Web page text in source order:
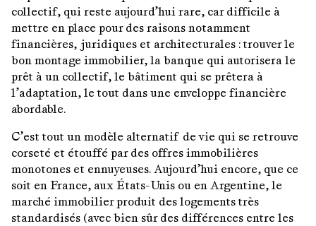
collectif, qui reste aujourd’hui rare, car difficile à
mettre en place pour des raisons notamment
financières, juridiques et architecturales : trouver le
bon montage immobilier, la banque qui autorisera le
prêt à un collectif, le bâtiment qui se prêtera à
l’adaptation, le tout dans une enveloppe financière
abordable.
C’est tout un modèle alternatif de vie qui se retrouve
corseté et étouffé par des offres immobilières
monotones et ennuyeuses. Aujourd’hui encore, que ce
soit en France, aux États-Unis ou en Argentine, le
marché immobilier produit des logements très
standardisés (avec bien sûr des différences entre les